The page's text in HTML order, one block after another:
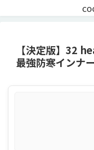
【決定版】32
最強防寒インナ